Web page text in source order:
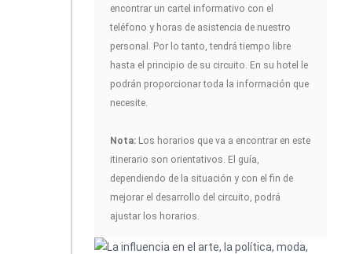
encontrar un cartel informativo con el
teléfono y horas de asistencia de nuestro
personal. Por lo tanto, tendrá tiempo libre
hasta el principio de su circuito. En su hotel le
podrán proporcionar toda la información que
necesite.
Nota: Los horarios que va a encontrar en este
itinerario son orientativos. El guía,
dependiendo de la situación y con el fin de
mejorar el desarrollo del circuito, podrá
ajustar los horarios.